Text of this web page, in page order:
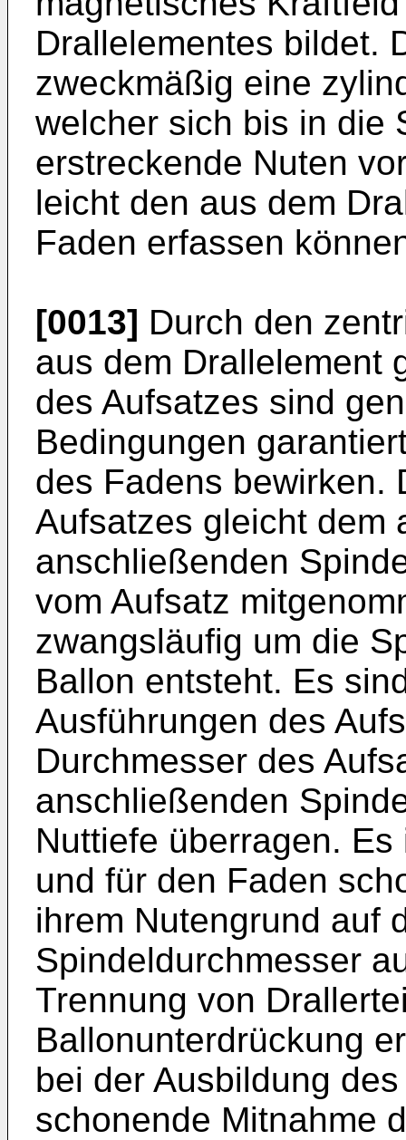
Drallelementes bildet.
zweckmäßig eine
welcher sich bis in die
erstreckende Nuten
leicht den aus dem
Faden erfassen
[0013] Durch den
aus dem Drallelement
des Aufsatzes sind
Bedingungen
des Fadens bewirken.
Aufsatzes gleicht dem
anschließenden
vom Aufsatz
zwangsläufig um die
Ballon entsteht. Es
Ausführungen des
Durchmesser des
anschließenden
Nuttiefe überragen.
und für den Faden
ihrem Nutengrund auf
Spindeldurchmesser
Trennung von
Ballonunterdrückung
bei der Ausbildung
schonende Mitnahme